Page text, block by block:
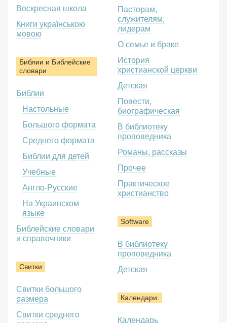
Воскресная школа
Книги українською
мовою
Библии и Библейские
словари
Библии
Настольные
Большого формата
Среднего формата
Библии для детей
Учебные
Англо-Русские
На Украинском
языке
Библейские словари
и справочники
Свитки
Свитки большого
размера
Свитки среднего
Пасторам,
служителям,
лидерам
О семье и браке
История
христианской церкви
Детская
Повести,
биографическая
В библиотеку
проповедника
Романы, рассказы
Прочее
Практическое
христианство
Software
В библиотеку
проповедника
Детская
Календари.
Календарь